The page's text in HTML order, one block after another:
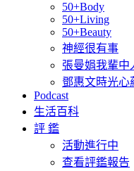
50+Body
50+Living
50+Beauty
神經很有事
張曼娟我輩中
鄧惠文時光心
Podcast
生活百科
評 鑑
活動進行中
查看評鑑報告